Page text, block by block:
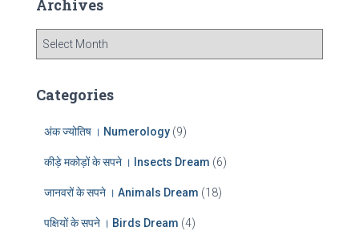
h
f
r
Archives
h
Categories
अंक ज्योतिष । Numerology (9)
कीड़े मकोड़ों के सपने । Insects Dream (6)
जानवरों के सपने । Animals Dream (18)
पक्षियों के सपने । Birds Dream (4)